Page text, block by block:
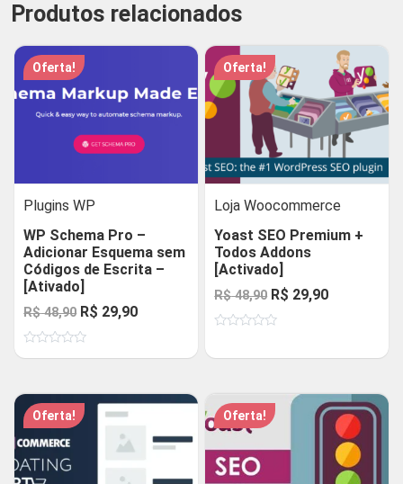
Produtos relacionados
Oferta!
Plugins WP
WP Schema Pro –
Adicionar Esquema sem
Códigos de Escrita –
[Ativado]
R$48,90 O
preço
original
R$ 48,90.
R$ 29,90O
atual
R$ 29,90.
Oferta!
Loja Woocommerce
Yoast SEO Premium +
Todos Addons
[Activado]
R$48,90 O
preço
R$ 48,90.
R$ 29,90O
R$ 29,90.
de
Oferta! Oferta!